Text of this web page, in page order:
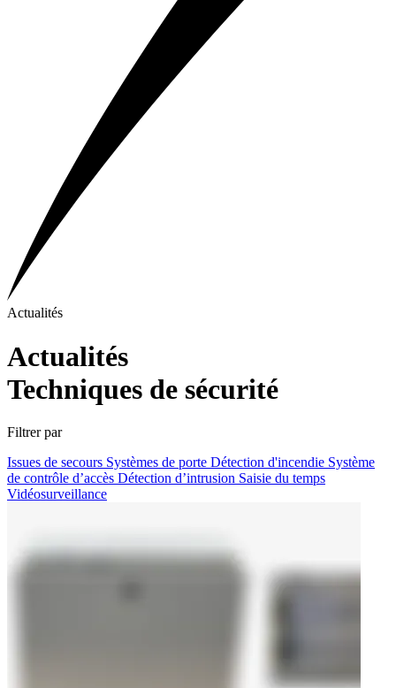
Actualités
Actualités
Techniques de sécurité
Filtrer par
Issues de secours Systèmes de porte Détection d'incendie Système
de contrôle d’accès Détection d’intrusion Saisie du temps
Vidéosurveillance